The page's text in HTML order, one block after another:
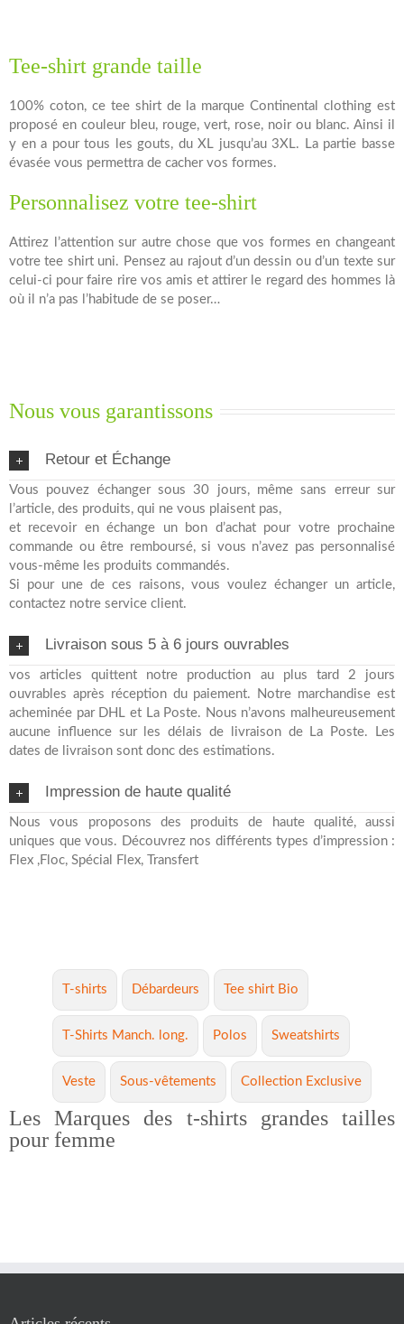
Tee-shirt grande taille
100% coton, ce tee shirt de la marque Continental clothing est
proposé en couleur bleu, rouge, vert, rose, noir ou blanc. Ainsi il
y en a pour tous les gouts, du XL jusqu’au 3XL. La partie basse
évasée vous permettra de cacher vos formes.
Personnalisez votre tee-shirt
Attirez l’attention sur autre chose que vos formes en changeant
votre tee shirt uni. Pensez au rajout d’un dessin ou d’un texte sur
celui-ci pour faire rire vos amis et attirer le regard des hommes là
où il n’a pas l’habitude de se poser…
Nous vous garantissons
Retour et Échange
Vous pouvez échanger sous 30 jours, même sans erreur sur
l’article, des produits, qui ne vous plaisent pas,
et recevoir en échange un bon d’achat pour votre prochaine
commande ou être remboursé, si vous n’avez pas personnalisé
vous-même les produits commandés.
Si pour une de ces raisons, vous voulez échanger un article,
contactez notre service client.
Livraison sous 5 à 6 jours ouvrables
vos articles quittent notre production au plus tard 2 jours
ouvrables après réception du paiement. Notre marchandise est
acheminée par DHL et La Poste. Nous n’avons malheureusement
aucune influence sur les délais de livraison de La Poste. Les
dates de livraison sont donc des estimations.
Impression de haute qualité
Nous vous proposons des produits de haute qualité, aussi
uniques que vous. Découvrez nos différents types d’impression :
Flex ,Floc, Spécial Flex, Transfert
T-shirts Débardeurs Tee shirt Bio
T-Shirts Manch. long. Polos Sweatshirts
Veste Sous-vêtements Collection Exclusive
Les Marques des t-shirts grandes tailles
pour femme